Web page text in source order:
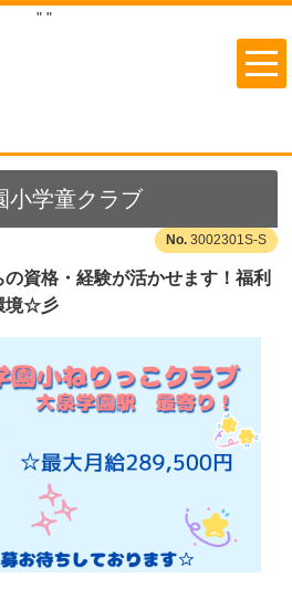
" "
小学童クラブ
3002301S-S
の資格・経験が活かせます！福利
境☆彡